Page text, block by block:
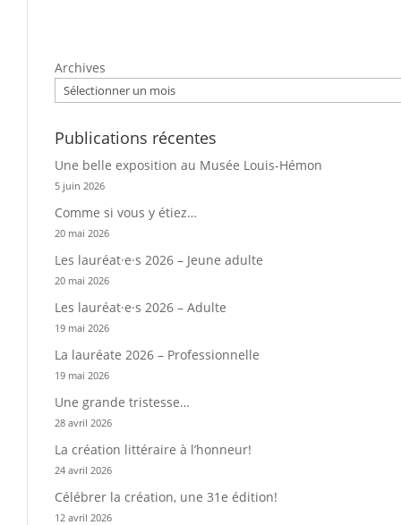
Archives
Publications récentes
Une belle exposition au Musée Louis-Hémon
5 juin 2026
Comme si vous y étiez…
20 mai 2026
Les lauréat·e·s 2026 – Jeune adulte
20 mai 2026
Les lauréat·e·s 2026 – Adulte
19 mai 2026
La lauréate 2026 – Professionnelle
19 mai 2026
Une grande tristesse…
28 avril 2026
La création littéraire à l’honneur!
24 avril 2026
Célébrer la création, une 31e édition!
12 avril 2026